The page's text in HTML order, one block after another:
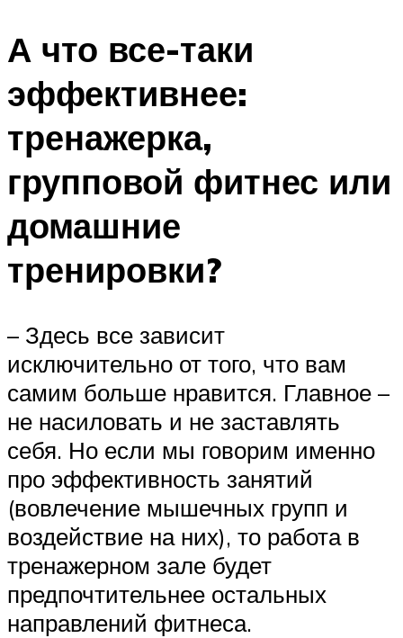
А что все-таки
эффективнее:
тренажерка,
групповой фитнес или
домашние
тренировки?
– Здесь все зависит
исключительно от того, что вам
самим больше нравится. Главное –
не насиловать и не заставлять
себя. Но если мы говорим именно
про эффективность занятий
(вовлечение мышечных групп и
воздействие на них), то работа в
тренажерном зале будет
предпочтительнее остальных
направлений фитнеса.